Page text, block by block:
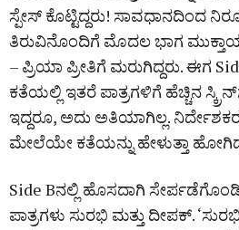
ಸ್ಪೇಸ್‌ ಕೊಟ್ಟಿದ್ದರು! ಸಾವಧಾನದಿಂದ
ತಿರುವಿನೊಂದಿಗೆ ಮೊದಲ ಭಾಗ
– ಪ್ರಿಯಾ ಪ್ರೀತಿಗೆ ಮರುಗಿದ್ದರು. ಈಗ
ಕತೆಯಲ್ಲಿ ಇತರೆ ಪಾತ್ರಗಳಿಗೆ ಹೆಚ್ಚಿನ
ಇದ್ದರೂ, ಅದು ಅತಿಯಾಗಿಲ್ಲ.
ಮೇಲೆಯೇ ಕತೆಯನ್ನು ಹೇಳುತ್ತಾ
Side Bನಲ್ಲಿ ಹೊಸದಾಗಿ
ಪಾತ್ರಗಳು ಸುರಭಿ ಮತ್ತು ದೀಪಕ್‌.